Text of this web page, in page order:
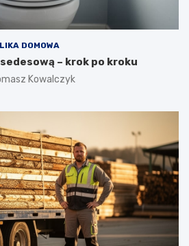
DOMOWA
– krok po kroku
Kowalczyk